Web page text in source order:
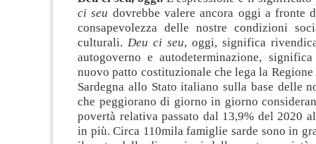
ci seu dovrebbe valere ancora oggi a fronte
consapevolezza delle nostre condizioni
culturali. Deu ci seu, oggi, significa
autogoverno e autodeterminazione,
nuovo patto costituzionale che lega la
Sardegna allo Stato italiano sulla base delle
che peggiorano di giorno in giorno
povertà relativa passato dal 13,9% del 2020
in più. Circa 110mila famiglie sarde sono in